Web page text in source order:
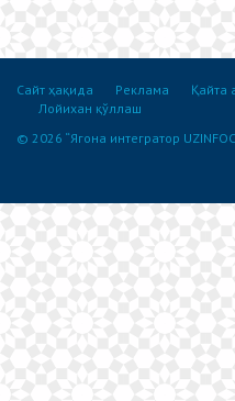
Сайт ҳақида Реклама Қайта
Лойихан қўллаш
© 2026 “Ягона интегратор